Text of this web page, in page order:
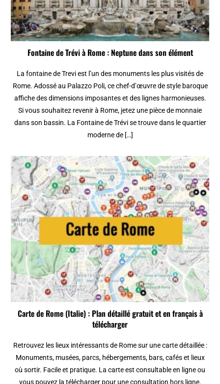
Fontaine de Trévi à Rome : Neptune dans son élément
La fontaine de Trevi est l’un des monuments les plus visités de
Rome. Adossé au Palazzo Poli, ce chef-d’œuvre de style baroque
affiche des dimensions imposantes et des lignes harmonieuses.
Si vous souhaitez revenir à Rome, jetez une pièce de monnaie
dans son bassin. La Fontaine de Trévi se trouve dans le quartier
moderne de […]
Carte de Rome (Italie) : Plan détaillé gratuit et en français à
télécharger
Retrouvez les lieux intéressants de Rome sur une carte détaillée :
Monuments, musées, parcs, hébergements, bars, cafés et lieux
où sortir. Facile et pratique. La carte est consultable en ligne ou
vous pouvez la télécharger pour une consultation hors ligne.